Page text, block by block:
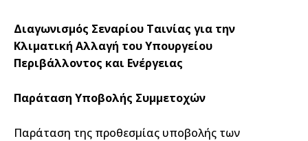
Διαγωνισμός Σεναρίου Ταινίας για την
Κλιματική Αλλαγή του Υπουργείου
Περιβάλλοντος και Ενέργειας
Παράταση Υποβολής Συμμετοχών
Παράταση της προθεσμίας υποβολής των